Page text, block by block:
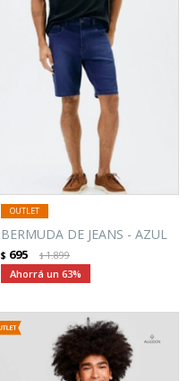
BERMUDA DE JEANS - AZUL
$ 695 $1.899
63